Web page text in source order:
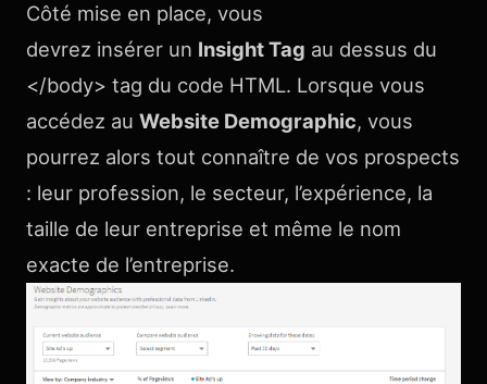
Côté mise en place, vous
devrez insérer un Insight Tag au dessus du
</body> tag du code HTML. Lorsque vous
accédez au Website Demographic, vous
pourrez alors tout connaître de vos prospects
: leur profession, le secteur, l’expérience, la
taille de leur entreprise et même le nom
exacte de l’entreprise.